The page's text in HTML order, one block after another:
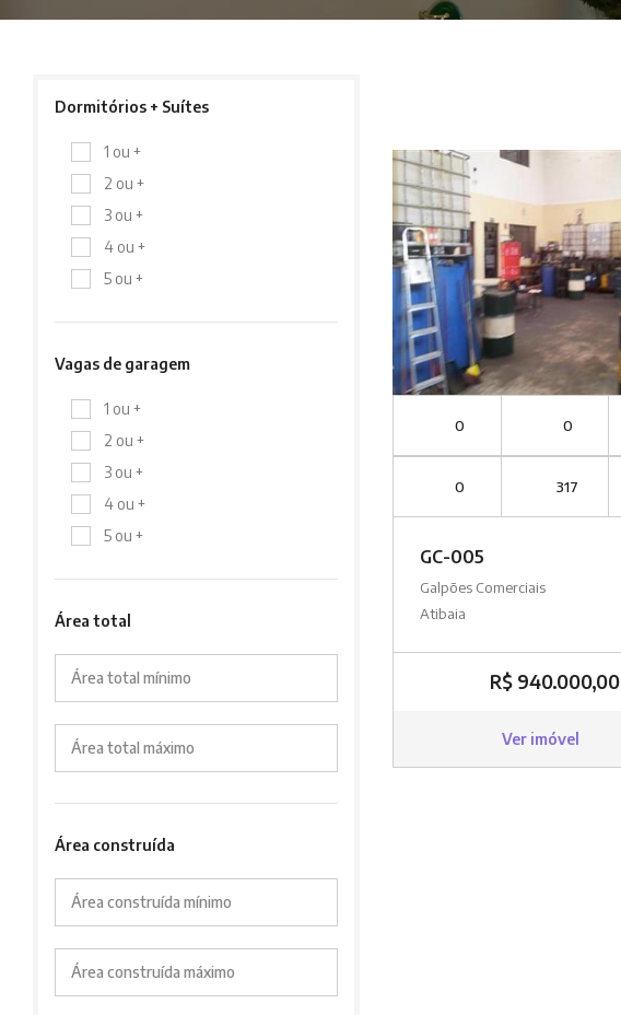
0 0
0 317
GC-005
Galpões Comerciais
Atibaia
R$ 940.000,00
Ver imóvel
Dormitórios + Suítes
1 ou +
2 ou +
3 ou +
4 ou +
5 ou +
Vagas de garagem
1 ou +
2 ou +
3 ou +
4 ou +
5 ou +
Área total
Área total mínimo
Área total máximo
Área construída
Área construída mínimo
Área construída máximo